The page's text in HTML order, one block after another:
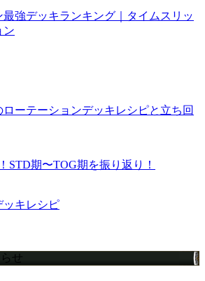
最強デッキランキング｜タイムスリッ
ン
ーテーションデッキレシピと立ち回
STD期〜TOG期を振り返り！
ッキレシピ
せ